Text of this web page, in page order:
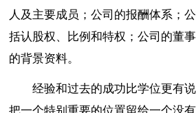
人及主要成员；公司的报酬体系；
括认股权、比例和特权；公司的董
的背景资料。
经验和过去的成功比学位更有